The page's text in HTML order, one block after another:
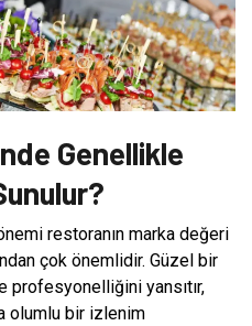
Genellikle
restoranın marka değeri
çok önemlidir. Güzel bir
profesyonelliğini yansıtır,
olumlu bir izlenim